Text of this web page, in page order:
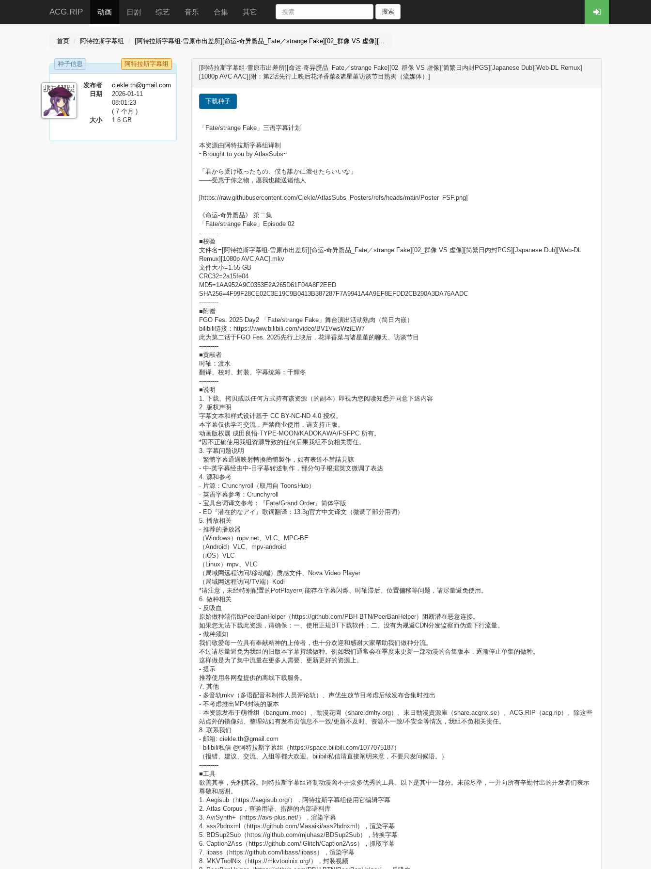
ACG.RIP 动画 日剧 综艺 音乐 合集 其它 搜索
首页 阿特拉斯字幕组 [阿特拉斯字幕组·雪原市出差所][命运-奇异赝品_Fate／strange Fake][02_群像 VS 虚像][...
种子信息 阿特拉斯字幕组
发布者
ciekle.th@gmail.com
日期
2026-01-11
08:01:23
( 7 个月 )
大小
1.6 GB
[阿特拉斯字幕组·雪原市出差所][命运-奇异赝品_Fate／strange Fake][02_群像 VS 虚像][简繁日内封PGS][Japanese Dub][Web-DL Remux]
[1080p AVC AAC][附：第2话先行上映后花泽香菜&诸星堇访谈节目熟肉（流媒体）]
下载种子
「Fate/strange Fake」三语字幕计划
本资源由阿特拉斯字幕组译制
~Brought to you by AtlasSubs~
「君から受け取ったもの、僕も誰かに渡せたらいいな」
——受惠于你之物，愿我也能送诸他人
[https://raw.githubusercontent.com/Ciekle/AtlasSubs_Posters/refs/heads/main/Poster_FSF.png]
《命运-奇异赝品》 第二集
「Fate/strange Fake」Episode 02
----------
■校验
文件名=[阿特拉斯字幕组·雪原市出差所][命运-奇异赝品_Fate／strange Fake][02_群像 VS 虚像][简繁日内封PGS][Japanese Dub][Web-DL
Remux][1080p AVC AAC].mkv
文件大小=1.55 GB
CRC32=2a15fe04
MD5=1AA952A9C0353E2A265D61F04A8F2EED
SHA256=4F99F28CE02C3E19C9B0413B387287F7A9941A4A9EF8EFDD2CB290A3DA76AADC
----------
■附赠
FGO Fes. 2025 Day2 「Fate/strange Fake」舞台演出活动熟肉（简日内嵌）
bilibili链接：https://www.bilibili.com/video/BV1VwsWziEW7
此为第二话于FGO Fes. 2025先行上映后，花泽香菜与诸星堇的聊天、访谈节目
----------
■贡献者
时轴：渡水
翻译、校对、封装、字幕统筹：千輝冬
----------
■说明
1. 下载、拷贝或以任何方式持有该资源（的副本）即视为您阅读知悉并同意下述内容
2. 版权声明
字幕文本和样式设计基于 CC BY-NC-ND 4.0 授权。
本字幕仅供学习交流，严禁商业使用，请支持正版。
动画版权属 成田良悟·TYPE-MOON/KADOKAWA/FSFPC 所有。
*因不正确使用我组资源导致的任何后果我组不负相关责任。
3. 字幕问题说明
- 繁體字幕通過映射轉換簡體製作，如有表達不當請見諒
- 中-英字幕经由中-日字幕转述制作，部分句子根据英文微调了表达
4. 源和参考
- 片源：Crunchyroll（取用自 ToonsHub）
- 英语字幕参考：Crunchyroll
- 宝具台词译文参考：『Fate/Grand Order』简体字版
- ED『潜在的なアイ』歌词翻译：13.3g官方中文译文（微调了部分用词）
5. 播放相关
- 推荐的播放器
（Windows）mpv.net、VLC、MPC-BE
（Android）VLC、mpv-android
（iOS）VLC
（Linux）mpv、VLC
（局域网远程访问/移动端）质感文件、Nova Video Player
（局域网远程访问/TV端）Kodi
*请注意，未经特别配置的PotPlayer可能存在字幕闪烁、时轴滞后、位置偏移等问题，请尽量避免使用。
6. 做种相关
- 反吸血
原始做种端借助PeerBanHelper（https://github.com/PBH-BTN/PeerBanHelper）阻断潜在恶意连接。
如果您无法下载此资源，请确保：一、使用正规BT下载软件；二、没有为规避CDN分发监察而伪造下行流量。
- 做种须知
我们敬爱每一位具有奉献精神的上传者，也十分欢迎和感谢大家帮助我们做种分流。
不过请尽量避免为我组的旧版本字幕持续做种。例如我们通常会在季度末更新一部动漫的合集版本，逐渐停止单集的做种。
这样做是为了集中流量在更多人需要、更新更好的资源上。
- 提示
推荐使用各网盘提供的离线下载服务。
7. 其他
- 多音轨mkv（多语配音和制作人员评论轨）、声优生放节目考虑后续发布合集时推出
- 不考虑推出MP4封装的版本
- 本资源发布于萌番组（bangumi.moe）、動漫花園（share.dmhy.org）、末日動漫資源庫（share.acgnx.se）、ACG.RIP（acg.rip）。除这些
站点外的镜像站、整理站如有发布页信息不一致/更新不及时、资源不一致/不安全等情况，我组不负相关责任。
8. 联系我们
- 邮箱: ciekle.th@gmail.com
- bilibili私信 @阿特拉斯字幕组（https://space.bilibili.com/1077075187）
（报错、建议、交流、入组等都大欢迎。bilibili私信请直接阐明来意，不要只发问候语。）
----------
■工具
欲善其事，先利其器。阿特拉斯字幕组译制动漫离不开众多优秀的工具。以下是其中一部分。未能尽举，一并向所有辛勤付出的开发者们表示
尊敬和感谢。
1. Aegisub（https://aegisub.org/），阿特拉斯字幕组使用它编辑字幕
2. Atlas Corpus，查验用语、措辞的内部语料库
3. AviSynth+（https://avs-plus.net/），渲染字幕
4. ass2bdnxml（https://github.com/Masaiki/ass2bdnxml），渲染字幕
5. BDSup2Sub（https://github.com/mjuhasz/BDSup2Sub），转换字幕
6. Caption2Ass（https://github.com/iGlitch/Caption2Ass），抓取字幕
7. libass（https://github.com/libass/libass），渲染字幕
8. MKVToolNix（https://mkvtoolnix.org/），封装视频